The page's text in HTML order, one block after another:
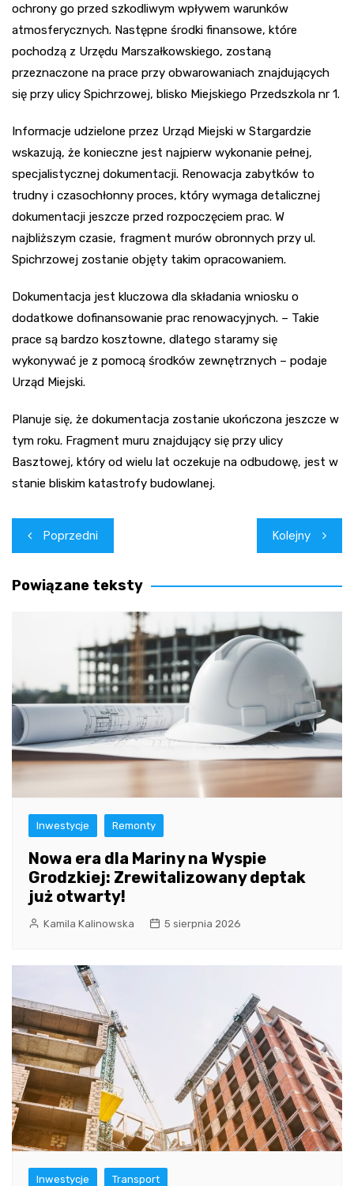
ochrony go przed szkodliwym wpływem warunków
atmosferycznych. Następne środki finansowe, które
pochodzą z Urzędu Marszałkowskiego, zostaną
przeznaczone na prace przy obwarowaniach znajdujących
się przy ulicy Spichrzowej, blisko Miejskiego Przedszkola nr 1.
Informacje udzielone przez Urząd Miejski w Stargardzie
wskazują, że konieczne jest najpierw wykonanie pełnej,
specjalistycznej dokumentacji. Renowacja zabytków to
trudny i czasochłonny proces, który wymaga detalicznej
dokumentacji jeszcze przed rozpoczęciem prac. W
najbliższym czasie, fragment murów obronnych przy ul.
Spichrzowej zostanie objęty takim opracowaniem.
Dokumentacja jest kluczowa dla składania wniosku o
dodatkowe dofinansowanie prac renowacyjnych. – Takie
prace są bardzo kosztowne, dlatego staramy się
wykonywać je z pomocą środków zewnętrznych – podaje
Urząd Miejski.
Planuje się, że dokumentacja zostanie ukończona jeszcze w
tym roku. Fragment muru znajdujący się przy ulicy
Basztowej, który od wielu lat oczekuje na odbudowę, jest w
stanie bliskim katastrofy budowlanej.
Nawigacja
wpisu
Poprzedni Kolejny
Powiązane teksty
Inwestycje Remonty
Nowa era dla Mariny na Wyspie
Grodzkiej: Zrewitalizowany deptak
już otwarty!
Kamila Kalinowska 5 sierpnia 2026
Inwestycje Transport